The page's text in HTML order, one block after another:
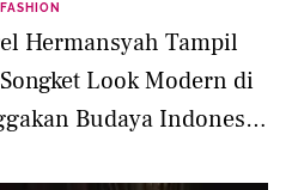
FASHION
Hermansyah Tampil
Look Modern di
Budaya Indonesia